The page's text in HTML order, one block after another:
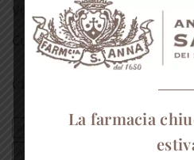
Video
Curiosità
CERCA PER TAG ARTICOLI
antica farmacia
Antica
La farmacia